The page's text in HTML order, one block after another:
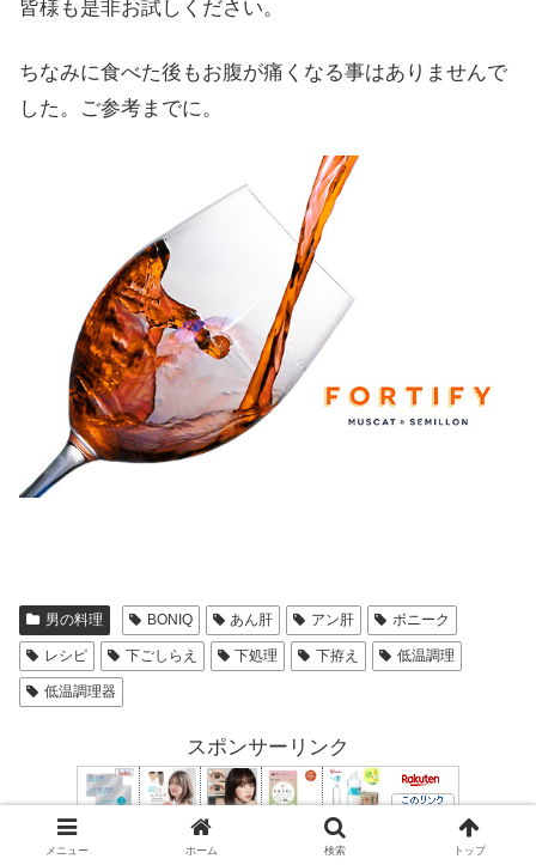
皆様も是非お試しください。
ちなみに食べた後もお腹が痛くなる事はありませんで
した。ご参考までに。
男の料理 BONIQ あん肝 アン肝 ボニーク
レシピ 下ごしらえ 下処理 下拵え 低温調理
低温調理器
スポンサーリンク
メニュー ホーム 検索 トップ